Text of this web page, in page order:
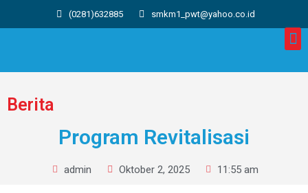
(0281)632885 smkm1_pwt@yahoo.co.id
Berita
Program Revitalisasi
admin Oktober 2, 2025 11:55 am